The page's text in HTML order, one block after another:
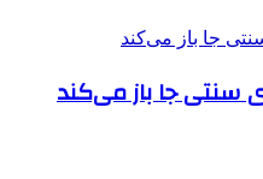
سنتی جا باز می‌کند